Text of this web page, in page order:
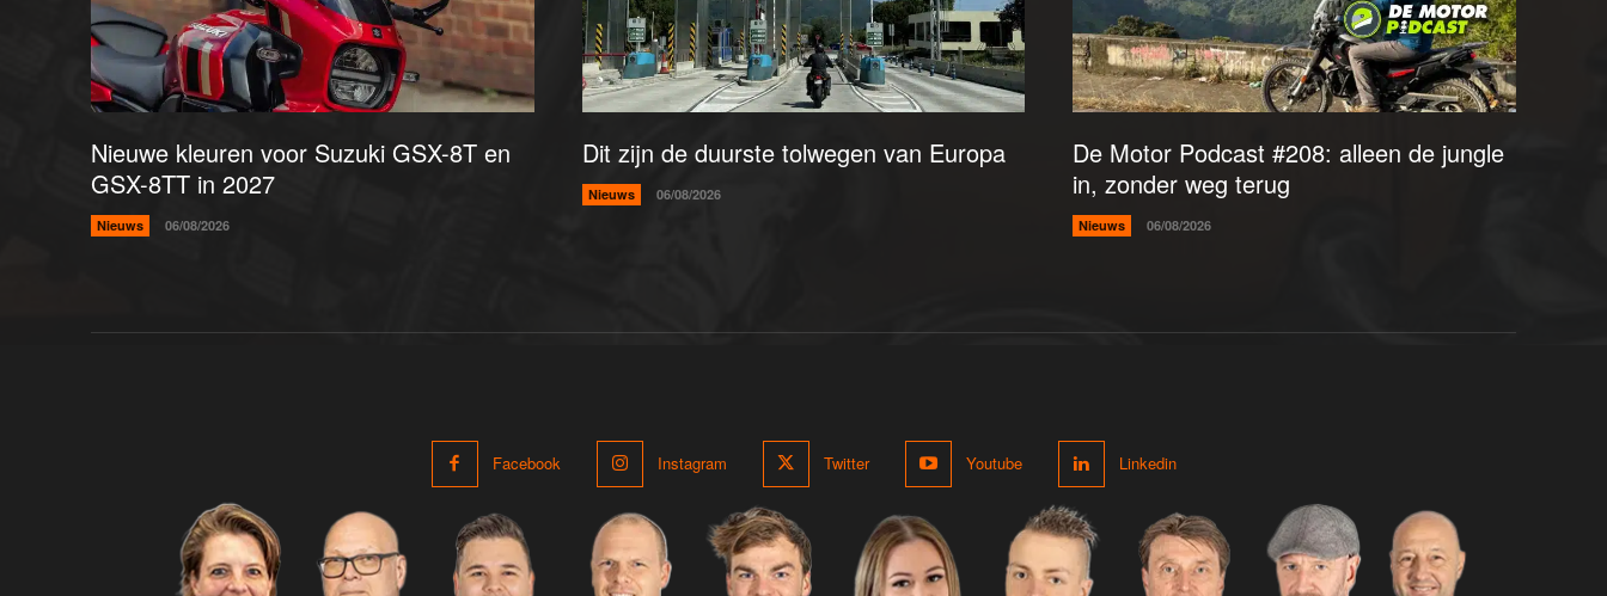
Nieuwe kleuren voor Suzuki GSX-8T en
GSX-8TT in 2027
Nieuws 06/08/2026
Dit zijn de duurste tolwegen van Europa
Nieuws 06/08/2026
De Motor Podcast #208: alleen de jungle
in, zonder weg terug
Nieuws 06/08/2026
Facebook Instagram Twitter Youtube Linkedin